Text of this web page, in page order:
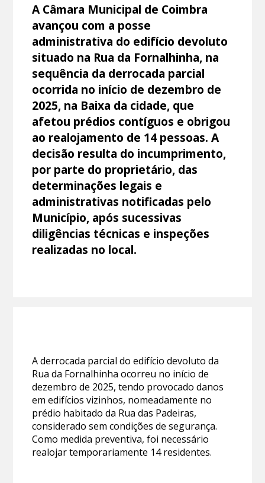
A Câmara Municipal de Coimbra
avançou com a posse
administrativa do edifício devoluto
situado na Rua da Fornalhinha, na
sequência da derrocada parcial
ocorrida no início de dezembro de
2025, na Baixa da cidade, que
afetou prédios contíguos e obrigou
ao realojamento de 14 pessoas. A
decisão resulta do incumprimento,
por parte do proprietário, das
determinações legais e
administrativas notificadas pelo
Município, após sucessivas
diligências técnicas e inspeções
realizadas no local.
A derrocada parcial do edifício devoluto da
Rua da Fornalhinha ocorreu no início de
dezembro de 2025, tendo provocado danos
em edifícios vizinhos, nomeadamente no
prédio habitado da Rua das Padeiras,
considerado sem condições de segurança.
Como medida preventiva, foi necessário
realojar temporariamente 14 residentes.